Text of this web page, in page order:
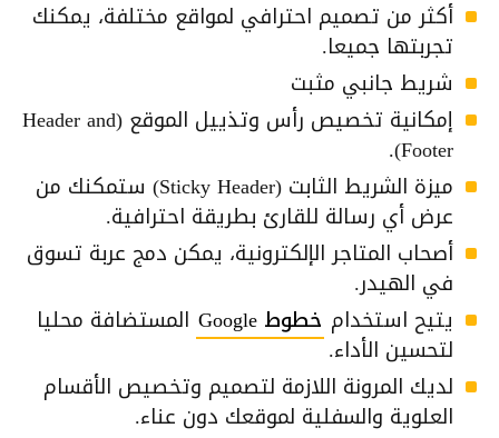
أكثر من تصميم احترافي لمواقع مختلفة، يمكنك
تجربتها جميعا.
شريط جانبي مثبت
إمكانية تخصيص رأس وتذييل الموقع (Header and
Footer).
ميزة الشريط الثابت (Sticky Header) ستمكنك من
عرض أي رسالة للقارئ بطريقة احترافية.
أصحاب المتاجر الإلكترونية، يمكن دمج عربة تسوق
في الهيدر.
يتيح استخدام خطوط Google المستضافة محليا
لتحسين الأداء.
لديك المرونة اللازمة لتصميم وتخصيص الأقسام
العلوية والسفلية لموقعك دون عناء.